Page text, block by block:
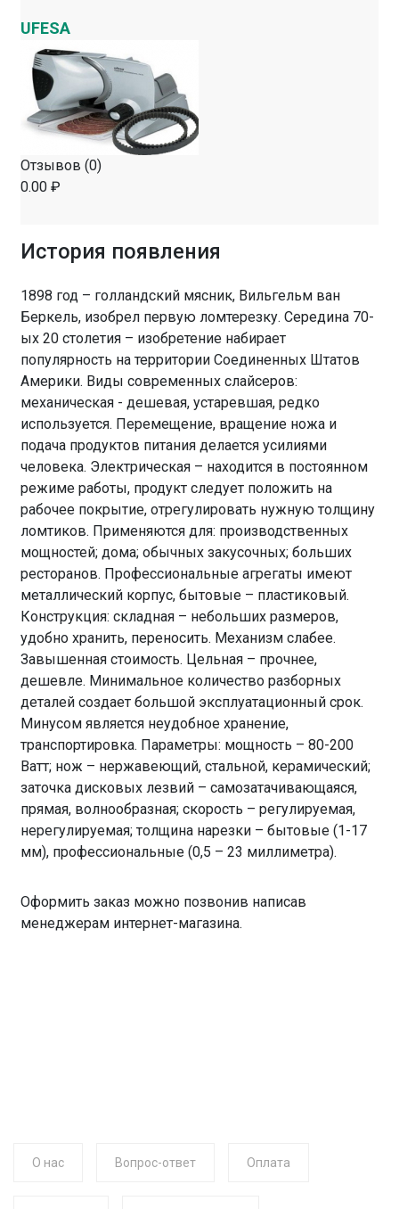
UFESA
Отзывов (0)
0.00 ₽
История появления
1898 год – голландский мясник, Вильгельм ван
Беркель, изобрел первую ломтерезку. Середина 70-
ых 20 столетия – изобретение набирает
популярность на территории Соединенных Штатов
Америки. Виды современных слайсеров:
механическая - дешевая, устаревшая, редко
используется. Перемещение, вращение ножа и
подача продуктов питания делается усилиями
человека. Электрическая – находится в постоянном
режиме работы, продукт следует положить на
рабочее покрытие, отрегулировать нужную толщину
ломтиков. Применяются для: производственных
мощностей; дома; обычных закусочных; больших
ресторанов. Профессиональные агрегаты имеют
металлический корпус, бытовые – пластиковый.
Конструкция: складная – небольших размеров,
удобно хранить, переносить. Механизм слабее.
Завышенная стоимость. Цельная – прочнее,
дешевле. Минимальное количество разборных
деталей создает большой эксплуатационный срок.
Минусом является неудобное хранение,
транспортировка. Параметры: мощность – 80-200
Ватт; нож – нержавеющий, стальной, керамический;
заточка дисковых лезвий – самозатачивающаяся,
прямая, волнообразная; скорость – регулируемая,
нерегулируемая; толщина нарезки – бытовые (1-17
мм), профессиональные (0,5 – 23 миллиметра).
Оформить заказ можно позвонив написав
менеджерам интернет-магазина.
О нас Вопрос-ответ Оплата